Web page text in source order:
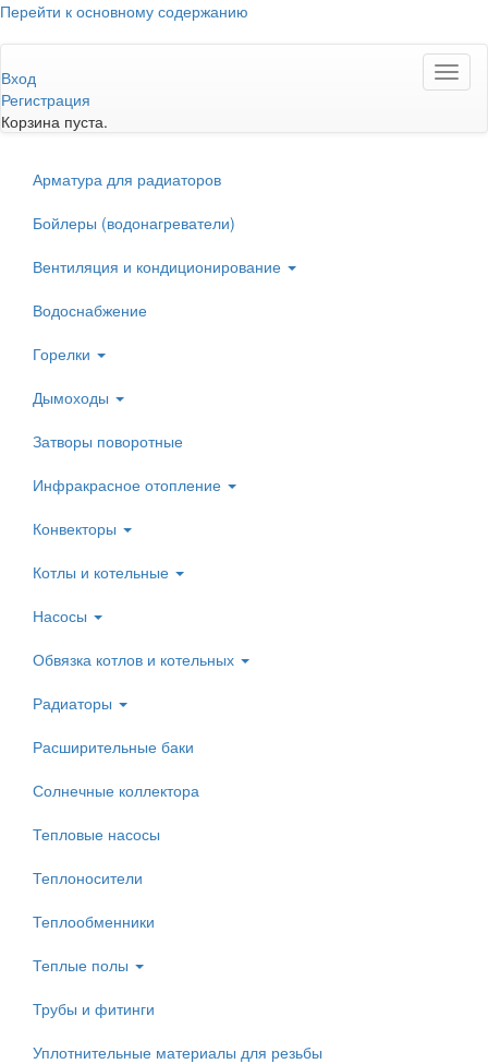
Перейти к основному содержанию
Вход
Регистрация
Корзина пуста.
Арматура для радиаторов
Бойлеры (водонагреватели)
Вентиляция и кондиционирование
Водоснабжение
Горелки
Дымоходы
Затворы поворотные
Инфракрасное отопление
Конвекторы
Котлы и котельные
Насосы
Обвязка котлов и котельных
Радиаторы
Расширительные баки
Солнечные коллектора
Тепловые насосы
Теплоносители
Теплообменники
Теплые полы
Трубы и фитинги
Уплотнительные материалы для резьбы